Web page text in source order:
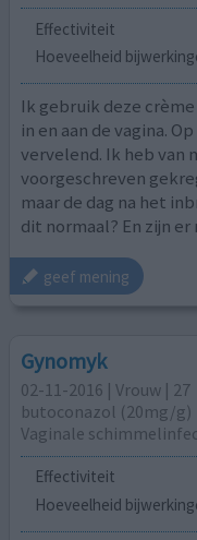
Effectiviteit
Hoeveelheid
Ik gebruik deze
in en aan de vagina.
vervelend. Ik heb van
voorgeschreven
maar de dag na het
dit normaal? En zijn
geef mening
Gynomyk
02-11-2016 | Vrouw | 27
butoconazol (20mg/g)
Vaginale
Effectiviteit
Hoeveelheid